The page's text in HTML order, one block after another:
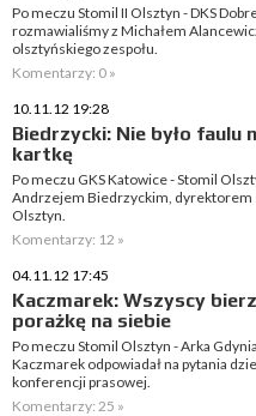
Po meczu Stomil II Olsztyn - DKS
rozmawialiśmy z Michałem
olsztyńskiego zespołu.
Komentarzy: 0 »
10.11.12 19:28
Biedrzycki: Nie było faulu
kartkę
Po meczu GKS Katowice - Stomil
Andrzejem Biedrzyckim, dyrektorem
Olsztyn.
Komentarzy: 12 »
04.11.12 17:45
Kaczmarek: Wszyscy
porażkę na siebie
Po meczu Stomil Olsztyn - Arka
Kaczmarek odpowiadał na pytania
konferencji prasowej.
Komentarzy: 25 »